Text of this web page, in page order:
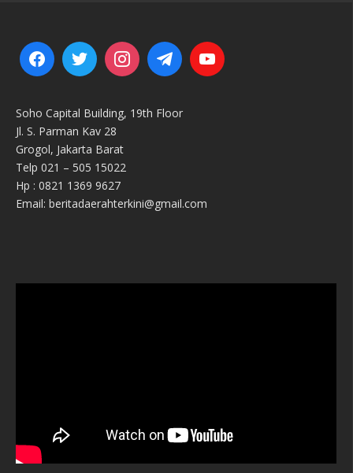
Soho Capital Building, 19th Floor
Jl. S. Parman Kav 28
Grogol, Jakarta Barat
Telp 021 – 505 15022
Hp : 0821 1369 9627
Email: beritadaerahterkini@gmail.com